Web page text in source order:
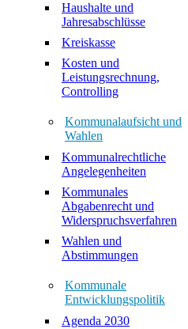
Haushalte und
Jahresabschlüsse
Kreiskasse
Kosten und
Leistungsrechnung,
Controlling
Kommunalaufsicht und
Wahlen
Kommunalrechtliche
Angelegenheiten
Kommunales
Abgabenrecht und
Widerspruchsverfahren
Wahlen und
Abstimmungen
Kommunale
Entwicklungspolitik
Agenda 2030